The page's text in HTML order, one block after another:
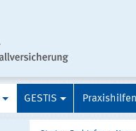
GESTIS Praxishilfen